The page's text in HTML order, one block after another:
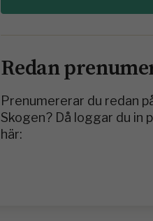
Redan
Prenumererar du redan
Skogen? Då loggar du in
här: